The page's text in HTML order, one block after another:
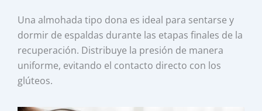
Una almohada tipo dona es ideal para sentarse y
dormir de espaldas durante las etapas finales de la
recuperación. Distribuye la presión de manera
uniforme, evitando el contacto directo con los
glúteos.